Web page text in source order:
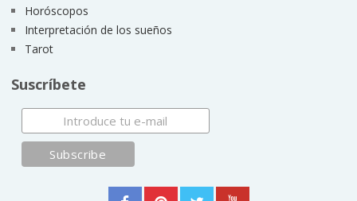
Horóscopos
Interpretación de los sueños
Tarot
Suscríbete